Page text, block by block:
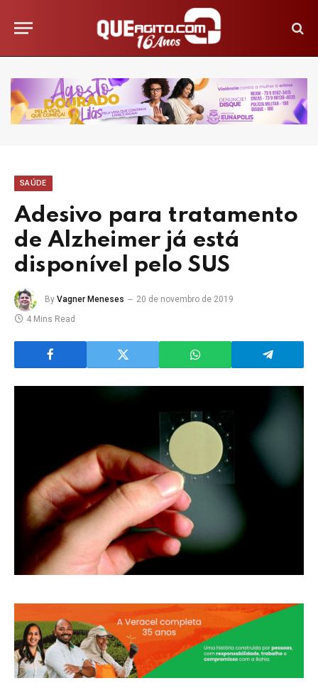
SAÚDE
Adesivo para tratamento
de Alzheimer já está
disponível pelo SUS
By Vagner Meneses
20 de novembro de 2019
4 Mins Read